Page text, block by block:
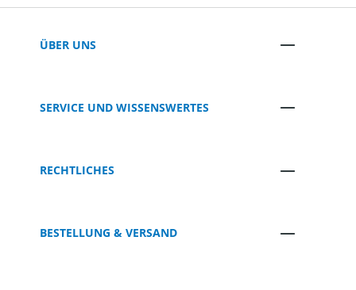
ÜBER UNS
SERVICE UND WISSENSWERTES
RECHTLICHES
BESTELLUNG & VERSAND